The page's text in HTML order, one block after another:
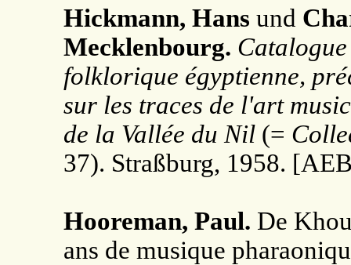
Hickmann, Hans und
Mecklenbourg.
folklorique égyptienne,
sur les traces de l'art
de la Vallée du Nil(=
37). Straßburg, 1958.
Hooreman, Paul. De
ans de musique